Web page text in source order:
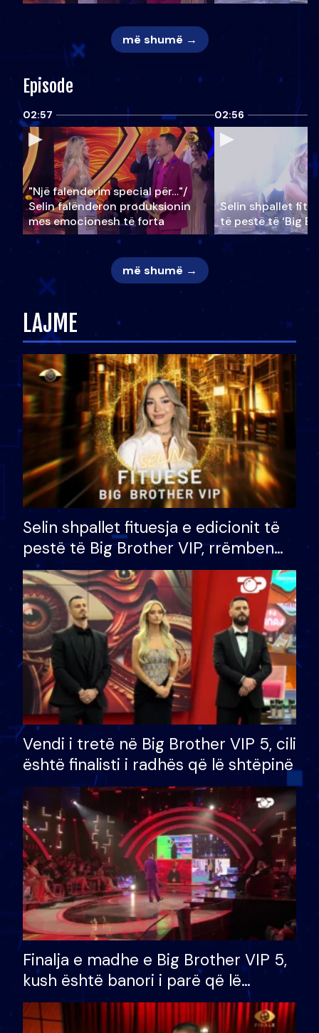
më shumë →
Episode
02:57
"Një falenderim special për…"/
Selin falënderon produksionin
mes emocionesh të forta
02:56
Selin shpallet
të pestë të ‘Big
më shumë →
LAJME
Selin shpallet fituesja e edicionit të
pestë të Big Brother VIP, rrëmben
çmimin e madh prej 100 mijë eurosh
Vendi i tretë në Big Brother VIP 5, cili
është finalisti i radhës që lë shtëpinë
Finalja e madhe e Big Brother VIP 5,
kush është banori i parë që lë
shtëpinë dhe humb mundësinë për
të fituar çmimin e madh